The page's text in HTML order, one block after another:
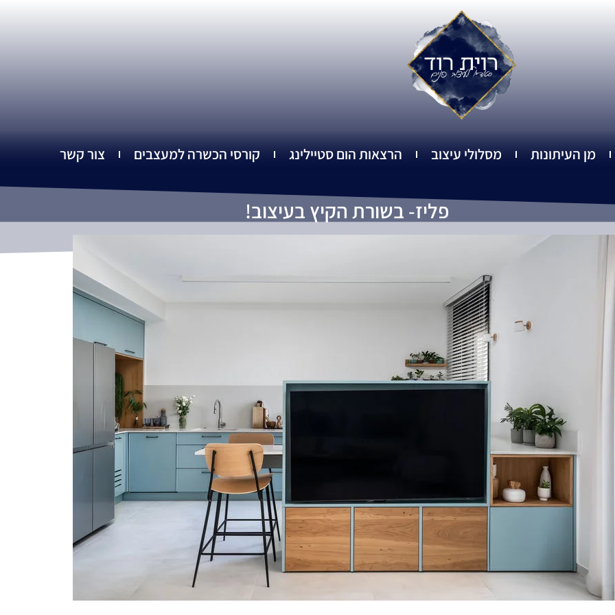
מן העיתונות מסלולי עיצוב הרצאות הום סטיילינג קורסי הכשרה למעצבים צור קשר
פליז- בשורת הקיץ בעיצוב!